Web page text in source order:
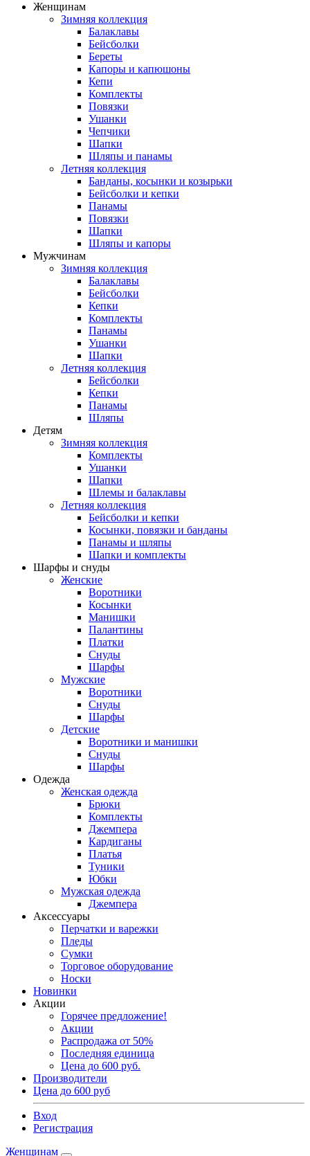
Женщинам
Зимняя коллекция
Балаклавы
Бейсболки
Береты
Капоры и капюшоны
Кепи
Комплекты
Повязки
Ушанки
Чепчики
Шапки
Шляпы и панамы
Летняя коллекция
Банданы, косынки и козырьки
Бейсболки и кепки
Панамы
Повязки
Шапки
Шляпы и капоры
Мужчинам
Зимняя коллекция
Балаклавы
Бейсболки
Кепки
Комплекты
Панамы
Ушанки
Шапки
Летняя коллекция
Бейсболки
Кепки
Панамы
Шляпы
Детям
Зимняя коллекция
Комплекты
Ушанки
Шапки
Шлемы и балаклавы
Летняя коллекция
Бейсболки и кепки
Косынки, повязки и банданы
Панамы и шляпы
Шапки и комплекты
Шарфы и снуды
Женские
Воротники
Косынки
Манишки
Палантины
Платки
Снуды
Шарфы
Мужские
Воротники
Снуды
Шарфы
Детские
Воротники и манишки
Снуды
Шарфы
Одежда
Женская одежда
Брюки
Комплекты
Джемпера
Кардиганы
Платья
Туники
Юбки
Мужская одежда
Джемпера
Аксессуары
Перчатки и варежки
Пледы
Сумки
Торговое оборудование
Носки
Новинки
Акции
Горячее предложение!
Акции
Распродажа от 50%
Последняя единица
Цена до 600 руб.
Производители
Цена до 600 руб
Вход
Регистрация
Женщинам